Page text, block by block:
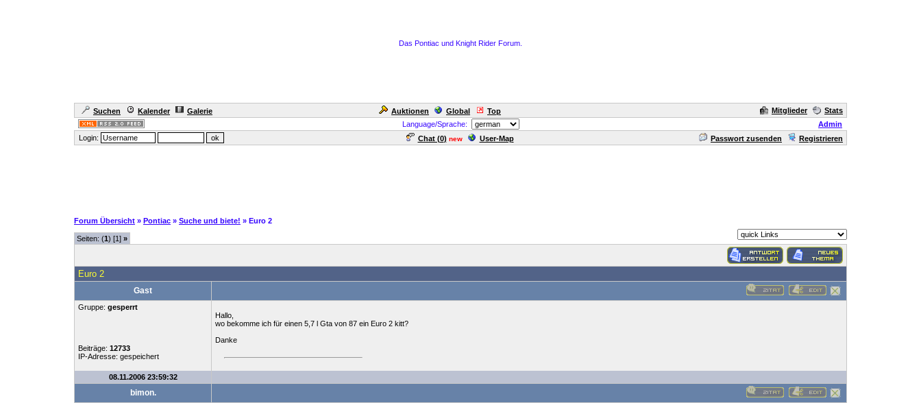
Das Pontiac und Knight Rider Forum.
Suchen Kalender Galerie Auktionen Global Top Mitglieder
Stats
Language/Sprache:
Admin
Login:
Chat (0) new User-Map Passwort zusenden Registrieren
Forum Übersicht » Pontiac » Suche und biete! » Euro 2
Seiten: (1) [1] »
Euro 2
Gast
Gruppe: gesperrt
Beiträge: 12733
IP-Adresse: gespeichert
Hallo,
wo bekomme ich für einen 5,7 l Gta von 87 ein Euro 2 kitt?
Danke
08.11.2006 23:59:32
bimon.